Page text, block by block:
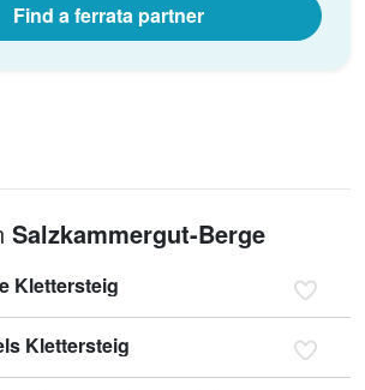
Find a ferrata partner
Salzkammergut-Berge
Klettersteig
Klettersteig